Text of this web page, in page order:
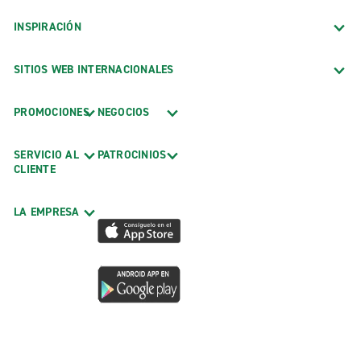
INSPIRACIÓN
SITIOS WEB INTERNACIONALES
PROMOCIONES
SERVICIO AL
CLIENTE
LA EMPRESA
NEGOCIOS
PATROCINIOS